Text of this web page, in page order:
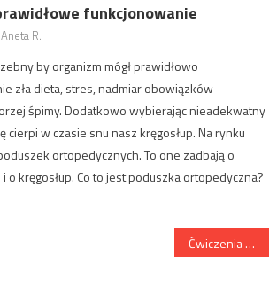
funkcjonowanie
Aneta R.
by organizm mógł prawidłowo
zła dieta, stres, nadmiar obowiązków
śpimy. Dodatkowo wybierając nieadekwatny
cierpi w czasie snu nasz kręgosłup. Na rynku
ortopedycznych. To one zadbają o
o kręgosłup. Co to jest poduszka ortopedyczna?
Ćwiczenia na brzuch